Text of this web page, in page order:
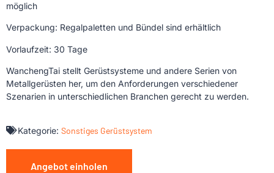
möglich
Verpackung: Regalpaletten und Bündel sind erhältlich
Vorlaufzeit: 30 Tage
WanchengTai stellt Gerüstsysteme und andere Serien von
Metallgerüsten her, um den Anforderungen verschiedener
Szenarien in unterschiedlichen Branchen gerecht zu werden.
Kategorie: Sonstiges Gerüstsystem
Angebot einholen